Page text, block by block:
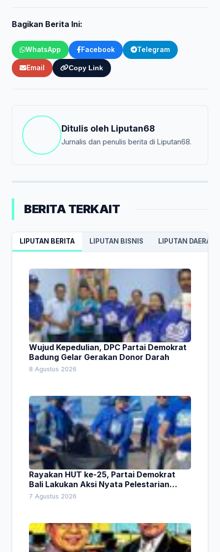
Bagikan Berita Ini:
WhatsApp Facebook Telegram
Email Copy Link
Ditulis oleh Liputan68
Jurnalis dan penulis berita di Liputan68.
BERITA TERKAIT
LIPUTAN BERITA LIPUTAN BISNIS LIPUTAN DAERAH
Wujud Kepedulian, DPC Partai Demokrat
Badung Gelar Gerakan Donor Darah
8 Agustus 2026
Rayakan HUT ke-25, Partai Demokrat
Bali Lakukan Aksi Nyata Pelestarian
Lingkungan
7 Agustus 2026